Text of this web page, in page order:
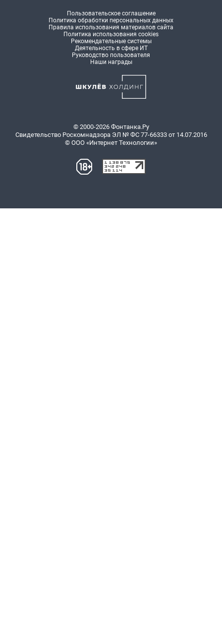
Пользовательское соглашение
Политика обработки персональных данных
Правила использования материалов сайта
Политика использования cookies
Рекомендательные системы
Деятельность в сфере ИТ
Руководство пользователя
Наши награды
© 2000-2026 Фонтанка.Ру
Свидетельство Роскомнадзора ЭЛ № ФС 77-66333 от 14.07.2016
© ООО «Интернет Технологии»